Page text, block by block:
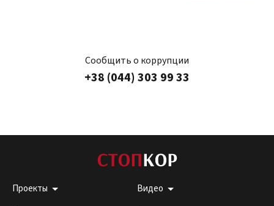
Сообщить о коррупции
+38 (044) 303 99 33
Проекты
Видео